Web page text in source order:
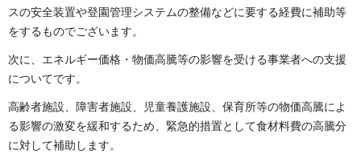
スの安全装置や登園管理システムの整備などに要する経費に補助等
をするものでございます。
次に、エネルギー価格・物価高騰等の影響を受ける事業者への支援
についてです。
高齢者施設、障害者施設、児童養護施設、保育所等の物価高騰によ
る影響の激変を緩和するため、緊急的措置として食材料費の高騰分
に対して補助します。